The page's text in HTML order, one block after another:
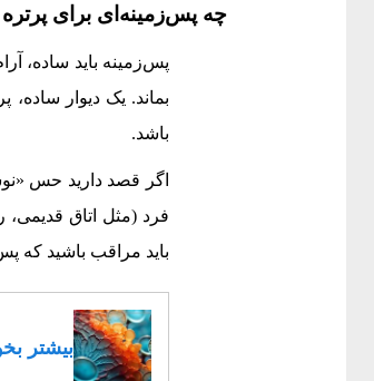
چه پس‌زمینه‌ای برای
پس‌زمینه باید ساده،
بماند. یک دیوار
باشد.
اگر قصد دارید حس
فرد (مثل اتاق قدیمی،
باید مراقب باشید که
بیشتر